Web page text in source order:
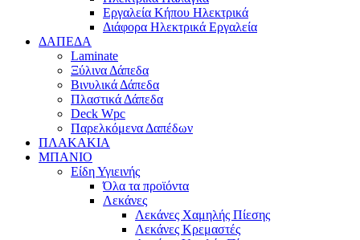
Εργαλεία Κήπου Ηλεκτρικά
Διάφορα Ηλεκτρικά Εργαλεία
ΔΑΠΕΔΑ
Laminate
Ξύλινα Δάπεδα
Βινυλικά Δάπεδα
Πλαστικά Δάπεδα
Deck Wpc
Παρελκόμενα Δαπέδων
ΠΛΑΚΑΚΙΑ
ΜΠΑΝΙΟ
Είδη Υγιεινής
Όλα τα προϊόντα
Λεκάνες
Λεκάνες Χαμηλής Πίεσης
Λεκάνες Κρεμαστές